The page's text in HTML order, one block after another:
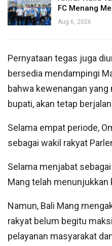
FC Menang
Aug 6, 2026
Pernyataan tegas juga
bersedia mendampingi
bahwa kewenangan yang
bupati, akan tetap
Selama empat periode,
sebagai wakil rakyat
Selama menjabat
Mang telah menunjukkan
Namun, Bali Mang
rakyat belum begitu
pelayanan masyarakat